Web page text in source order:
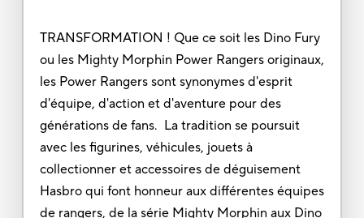
TRANSFORMATION ! Que ce soit les Dino Fury
ou les Mighty Morphin Power Rangers originaux,
les Power Rangers sont synonymes d'esprit
d'équipe, d'action et d'aventure pour des
générations de fans. La tradition se poursuit
avec les figurines, véhicules, jouets à
collectionner et accessoires de déguisement
Hasbro qui font honneur aux différentes équipes
de rangers, de la série Mighty Morphin aux Dino